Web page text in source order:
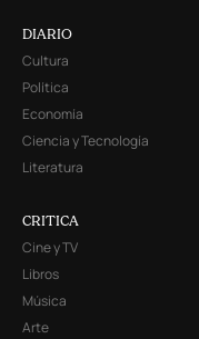
DIARIO
Cultura
Política
Economía
Ciencia y Tecnología
Literatura
CRITICA
Cine y TV
Libros
Música
Arte